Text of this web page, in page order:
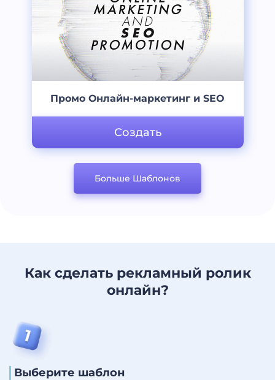
Промо Онлайн-маркетинг и SEO
Создать
Больше Шаблонов
Как сделать рекламный ролик
онлайн?
Выберите шаблон